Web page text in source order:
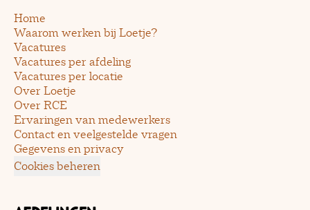
Home
Waarom werken bij Loetje?
Vacatures
Vacatures per afdeling
Vacatures per locatie
Over Loetje
Over RCE
Ervaringen van medewerkers
Contact en veelgestelde vragen
Gegevens en privacy
Cookies beheren